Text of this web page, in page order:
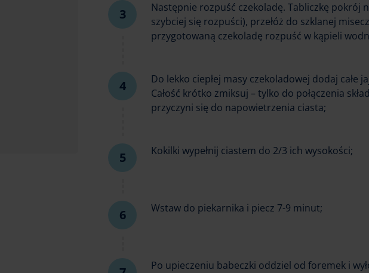
Następnie rozpuść czekoladę. Tabliczkę pokrój
szybciej się rozpuści), przełóż do szklanej
przygotowaną czekoladę rozpuść w kąpieli
Do lekko ciepłej masy czekoladowej dodaj całe
Całość krótko zmiksuj – tylko do połączenia
przyczyni się do napowietrzenia ciasta;
Kokilki wypełnij ciastem do 2/3 ich wysokości;
Wstaw do piekarnika i piecz 7-9 minut;
Po upieczeniu babeczki oddziel od foremek i